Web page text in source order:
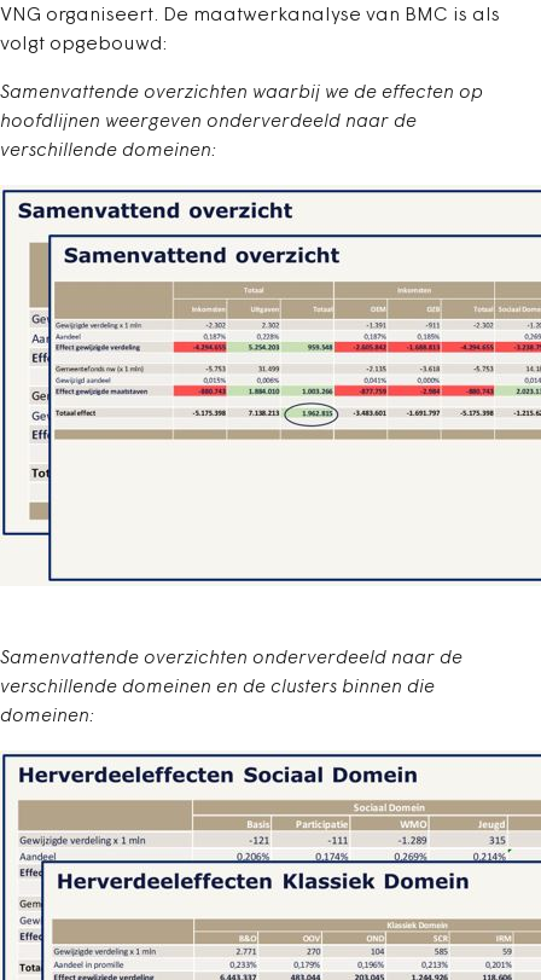
VNG organiseert. De maatwerkanalyse van BMC is als
volgt opgebouwd:
Samenvattende overzichten waarbij we de effecten op
hoofdlijnen weergeven onderverdeeld naar de
verschillende domeinen:
Samenvattende overzichten onderverdeeld naar de
verschillende domeinen en de clusters binnen die
domeinen: